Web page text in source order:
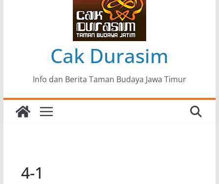
Pameran Tunggal 35 Karya Agus Koecink
“Tumbang Tambang”, Ungkapan Kritis Tentang
Derita Pekerja Pertambangan
Cak Durasim
Info dan Berita Taman Budaya Jawa Timur
4-1